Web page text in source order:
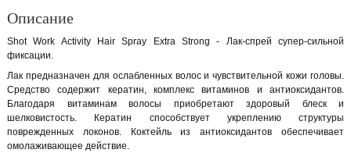
Описание
Shot Work Activity Hair Spray Extra Strong - Лак-спрей супер-сильной
фиксации.
Лак предназначен для ослабленных волос и чувствительной кожи головы.
Средство содержит кератин, комплекс витаминов и антиоксидантов.
Благодаря витаминам волосы приобретают здоровый блеск и
шелковистость. Кератин способствует укреплению структуры
поврежденных локонов. Коктейль из антиоксидантов обеспечивает
омолаживающее действие.